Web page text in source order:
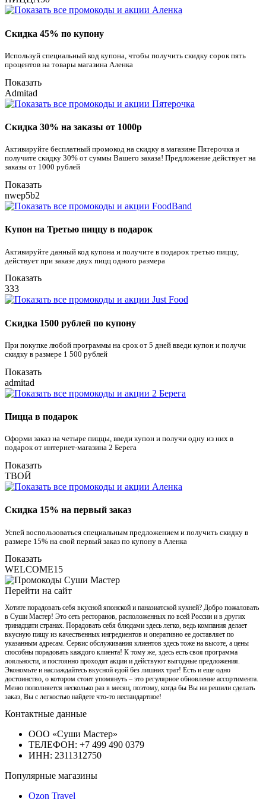
Скидка 45% по купону
Используй специальный код купона, чтобы получить скидку сорок пять
процентов на товары магазина Аленка
Показать
Admitad
Скидка 30% на заказы от 1000р
Активируйте бесплатный промокод на скидку в магазине Пятерочка и
получите скидку 30% от суммы Вашего заказа! Предложение действует на
заказы от 1000 рублей
Показать
nwep5b2
Купон на Третью пиццу в подарок
Активируйте данный код купона и получите в подарок третью пиццу,
действует при заказе двух пицц одного размера
Показать
333
Скидка 1500 рублей по купону
При покупке любой программы на срок от 5 дней введи купон и получи
скидку в размере 1 500 рублей
Показать
admitad
Пицца в подарок
Оформи заказ на четыре пиццы, введи купон и получи одну из них в
подарок от интернет-магазина 2 Берега
Показать
ТВОЙ
Скидка 15% на первый заказ
Успей воспользоваться специальным предложением и получить скидку в
размере 15% на свой первый заказ по купону в Аленка
Показать
WELCOME15
Перейти на сайт
Хотите порадовать себя вкусной японской и паназиатской кухней? Добро пожаловать
в Суши Мастер! Это сеть ресторанов, расположенных по всей России и в других
тринадцати странах. Порадовать себя блюдами здесь легко, ведь компания делает
вкусную пищу из качественных ингредиентов и оперативно ее доставляет по
указанным адресам. Сервис обслуживания клиентов здесь тоже на высоте, а цены
способны порадовать каждого клиента! К тому же, здесь есть своя программа
лояльности, и постоянно проходят акции и действуют выгодные предложения.
Экономьте и наслаждайтесь вкусной едой без лишних трат! Есть и еще одно
достоинство, о котором стоит упомянуть – это регулярное обновление ассортимента.
Меню пополняется несколько раз в месяц, поэтому, когда бы Вы ни решили сделать
заказ, Вы с легкостью найдете что-то нестандартное!
Контактные данные
ООО «Суши Мастер»
ТЕЛЕФОН: +7 499 490 0379
ИНН: 2311312750
Популярные магазины
Ozon Travel